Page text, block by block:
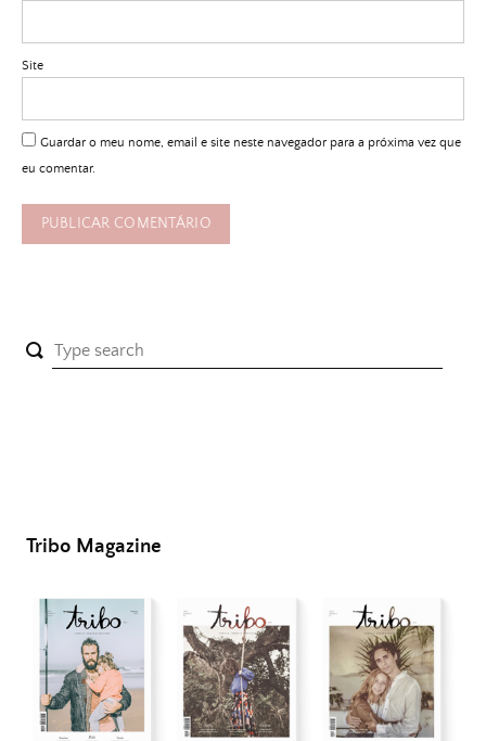
Site
Guardar o meu nome, email e site neste navegador para a próxima vez que
eu comentar.
Tribo Magazine